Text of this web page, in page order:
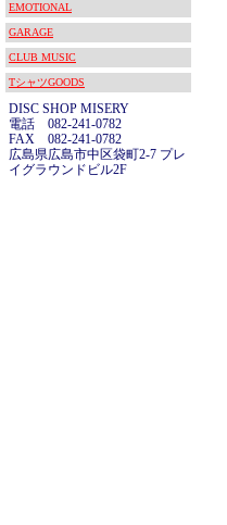
EMOTIONAL
GARAGE
CLUB MUSIC
TシャツGOODS
DISC SHOP MISERY
電話 082-241-0782
FAX 082-241-0782
広島県広島市中区袋町2-7 プレ
イグラウンドビル2F